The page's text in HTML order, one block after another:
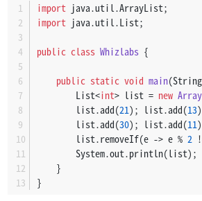
import java.util.ArrayList;
import java.util.List;
public class Whizlabs {
public static void main
        List<
int> list = new
        list.add(
21); list.add(13
        list.add(
30); list.add(11
        list.removeIf(e -> e %
2
        System.out.println(list);
    }
}